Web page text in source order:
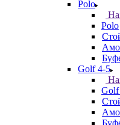
Polo
Polo
Golf 4-5
Golf